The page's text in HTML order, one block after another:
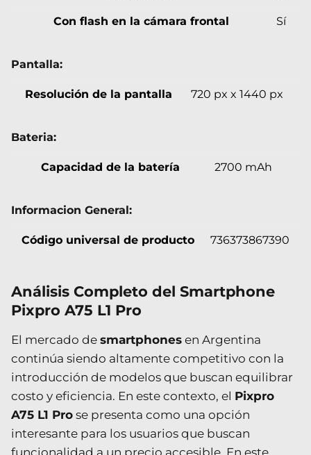
Con flash en la cámara frontal Sí
Pantalla:
Resolución de la pantalla 720 px x 1440 px
Bateria:
Capacidad de la batería 2700 mAh
Informacion General:
Código universal de producto 736373867390
Análisis Completo del Smartphone
Pixpro A75 L1 Pro
El mercado de smartphones en Argentina
continúa siendo altamente competitivo con la
introducción de modelos que buscan equilibrar
costo y eficiencia. En este contexto, el Pixpro
A75 L1 Pro se presenta como una opción
interesante para los usuarios que buscan
funcionalidad a un precio accesible. En este